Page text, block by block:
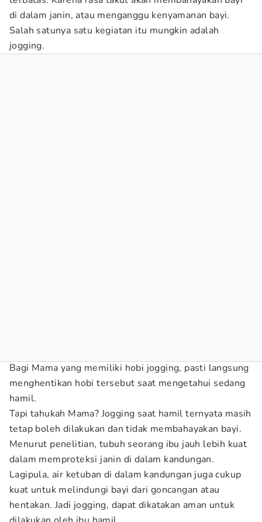
di dalam janin, atau menganggu kenyamanan bayi.
Salah satunya satu kegiatan itu mungkin adalah
jogging.
Bagi Mama yang memiliki hobi jogging, pasti langsung
menghentikan hobi tersebut saat mengetahui sedang
hamil.
Tapi tahukah Mama? Jogging saat hamil ternyata masih
tetap boleh dilakukan dan tidak membahayakan bayi.
Menurut penelitian, tubuh seorang ibu jauh lebih kuat
dalam memproteksi janin di dalam kandungan.
Lagipula, air ketuban di dalam kandungan juga cukup
kuat untuk melindungi bayi dari goncangan atau
hentakan. Jadi jogging, dapat dikatakan aman untuk